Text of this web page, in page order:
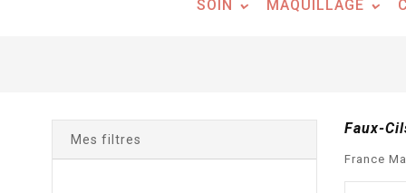
SOIN MAQUILLAGE
Mes filtres
Faux-
France